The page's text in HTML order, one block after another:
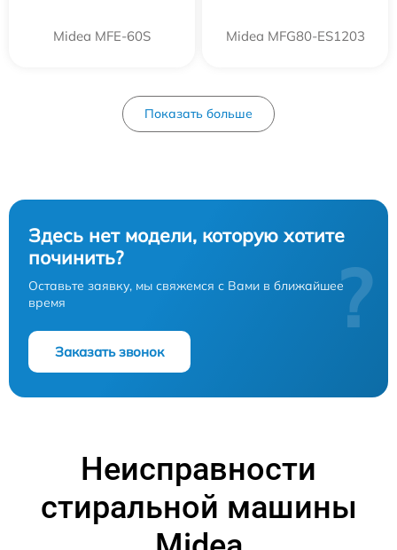
Midea MFE-60S Midea MFG80-ES1203
Показать больше
Здесь нет модели, которую хотите
починить?
Оставьте заявку, мы свяжемся с Вами в ближайшее
время
Заказать звонок
?
Неисправности
стиральной машины